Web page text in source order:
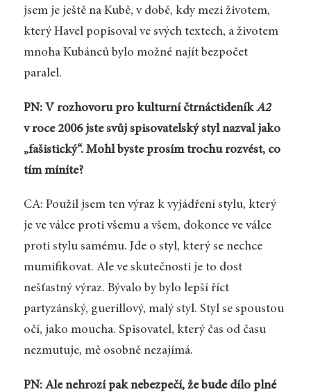
jsem je ještě na Kubě, v době, kdy mezi životem,
který Havel popisoval ve svých textech, a životem
mnoha Kubánců bylo možné najít bezpočet
paralel.
PN: V rozhovoru pro kulturní čtrnáctideníkA2
v roce 2006 jste svůj spisovatelský styl nazval jako
„fašistický“. Mohl byste prosím trochu rozvést, co
tím míníte?
CA: Použil jsem ten výraz k vyjádření stylu, který
je ve válce proti všemu a všem, dokonce ve válce
proti stylu samému. Jde o styl, který se nechce
mumifikovat. Ale ve skutečnosti je to dost
nešťastný výraz. Bývalo by bylo lepší říct
partyzánský, guerillový, malý styl. Styl se spoustou
očí, jako moucha. Spisovatel, který čas od času
nezmutuje, mě osobně nezajímá.
PN: Ale nehrozí pak nebezpečí, že bude dílo plné